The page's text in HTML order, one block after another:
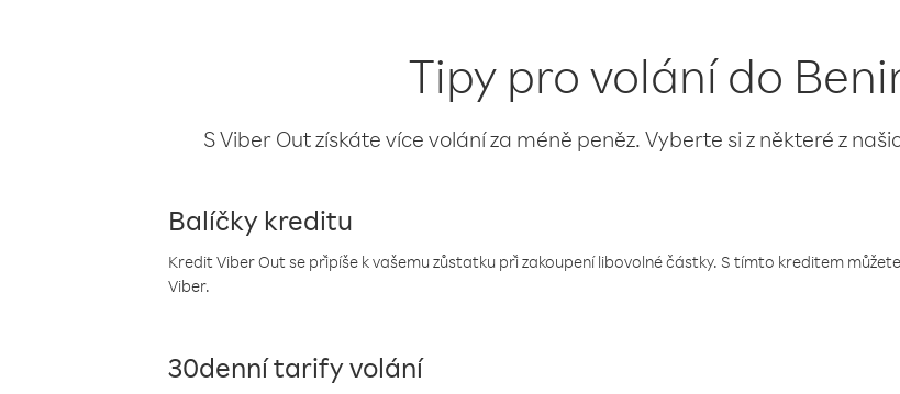
Tipy pro volání do
S Viber Out získáte více volání za méně peněz. Vyberte si z některé z
Balíčky kreditu
Kredit Viber Out se připíše k vašemu zůstatku při zakoupení libovolné částky. S tímto kreditem
Viber.
30denní tarify volání